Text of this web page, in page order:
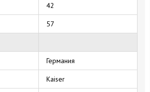
42
57
Германия
Kaiser